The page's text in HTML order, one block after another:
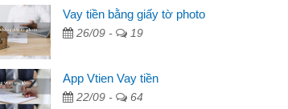
cáo trên facebook. Tôi là
sinh nhật bạn bè, mà đọc
quyết định vay
Vay tiền bằng giấy tờ photo
26/09 - 19
App Vtien Vay tiền
22/09 - 64